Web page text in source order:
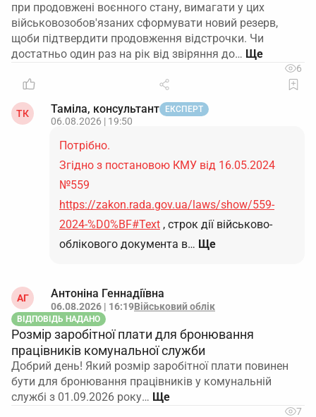
при продовжені воєнного стану, вимагати у цих
військовозобов'язаних сформувати новий резерв,
щоби підтвердити продовження відстрочки. Чи
достатньо один раз на рік від звіряння до…
6
ТК Таміла, консультант ЕКСПЕРТ
06.08.2026 | 19:50
Потрібно.
Згідно з постановою КМУ від 16.05.2024
№559
https://zakon.rada.gov.ua/laws/show/559-
2024-%D0%BF#Text , строк дії військово-
облікового документа в… Ще
АГ Антоніна Геннадіївна
06.08.2026 | 16:19Військовий облік
ВІДПОВІДЬ НАДАНО
Розмір заробітної плати для бронювання
працівників комунальної служби
Добрий день! Який розмір заробітної плати повинен
бути для бронювання працівників у комунальній
службі з 01.09.2026 року…
7